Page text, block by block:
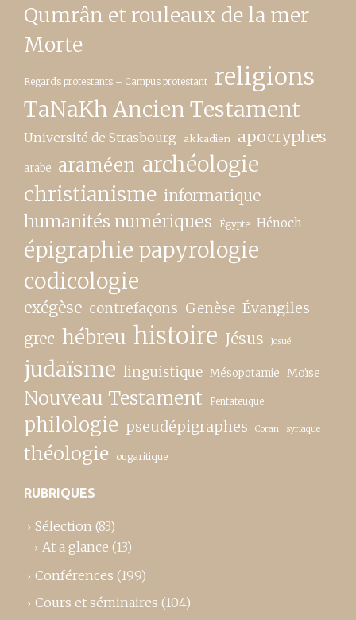
Qumrân et rouleaux de la mer
Morte
Regards protestants – Campus protestant religions
TaNaKh Ancien Testament
Université de Strasbourg akkadien apocryphes
arabe araméen archéologie
christianisme informatique
humanités numériques Égypte Hénoch
épigraphie papyrologie
codicologie
exégèse contrefaçons Genèse Évangiles
grec hébreu histoire Jésus Josué
judaïsme linguistique Mésopotamie Moïse
Nouveau Testament Pentateuque
philologie pseudépigraphes Coran syriaque
théologie ougaritique
RUBRIQUES
Sélection (83)
At a glance (13)
Conférences (199)
Cours et séminaires (104)